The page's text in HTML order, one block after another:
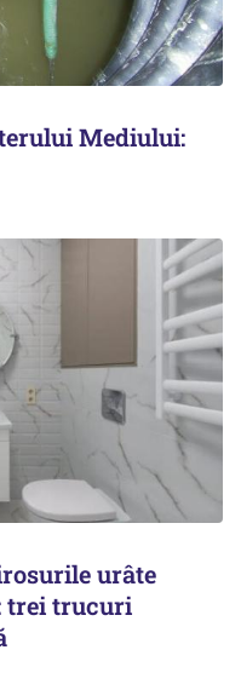
Mediului:
urâte
trei trucuri